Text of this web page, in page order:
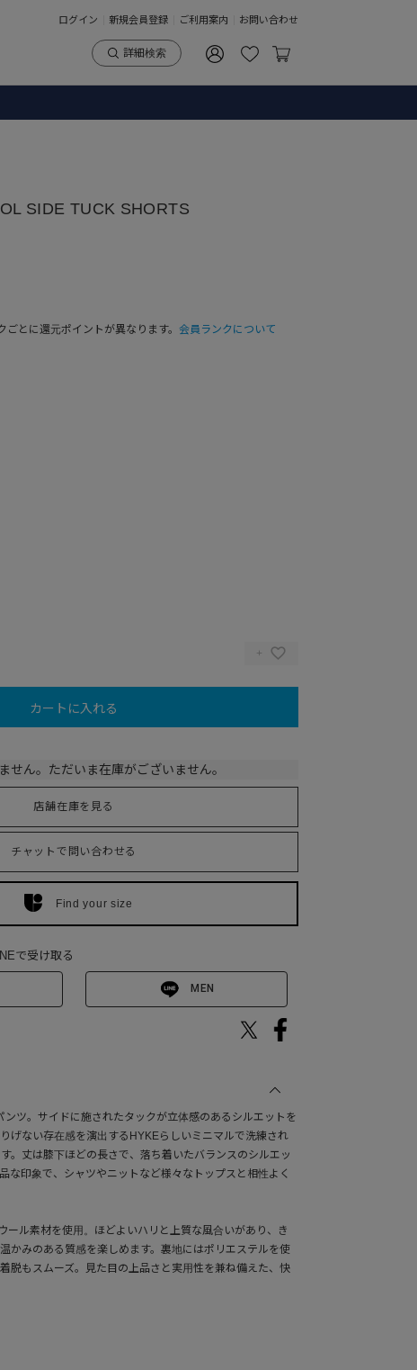
ログイン 新規会員登録 ご利用案内 お問い合わせ
詳細検索
SIDE TUCK SHORTS
ごとに還元ポイントが異なります。 会員ランクについて
カートに入れる
せん。ただいま在庫がございません。
店舗在庫を見る
チャットで問い合わせる
Find your size
で受け取る
MEN
ンツ。サイドに施されたタックが立体感のあるシルエットを
げない存在感を演出するHYKEらしいミニマルで洗練され
。丈は膝下ほどの長さで、落ち着いたバランスのシルエッ
な印象で、シャツやニットなど様々なトップスと相性よく
ール素材を使用。ほどよいハリと上質な風合いがあり、き
かみのある質感を楽しめます。裏地にはポリエステルを使
脱もスムーズ。見た目の上品さと実用性を兼ね備えた、快